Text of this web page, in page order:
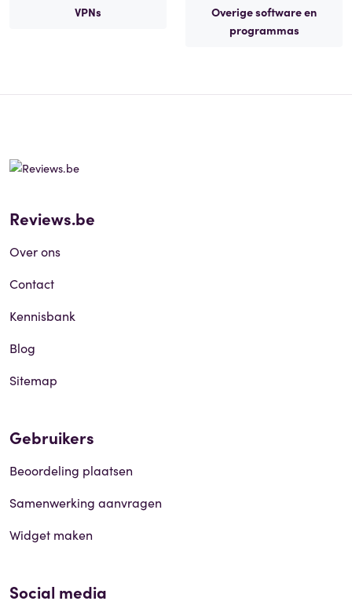
VPNs
Overige software en
programmas
Reviews.be
Over ons
Contact
Kennisbank
Blog
Sitemap
Gebruikers
Beoordeling plaatsen
Samenwerking aanvragen
Widget maken
Social media